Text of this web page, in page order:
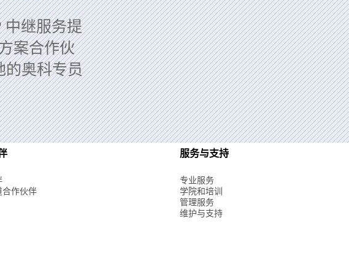
中继服务提
案合作伙
的奥科专员
作伙伴
服务与支持
专业服务
学院和培训
管理服务
维护与支持